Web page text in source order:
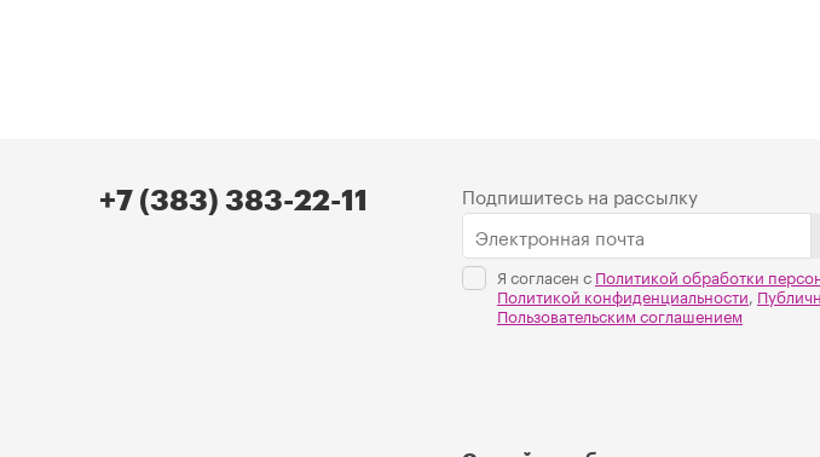
+7 (383) 383-22-11
Подпишитесь на рассылку
Я согласен с Политикой обработки
Политикой конфиденциальности,
Пользовательским соглашением